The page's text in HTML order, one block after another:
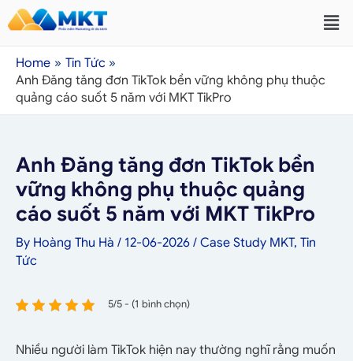
Home
Tin Tức
Anh Đăng tăng đơn TikTok bền vững không phụ thuộc
quảng cáo suốt 5 năm với MKT TikPro
Anh Đăng tăng đơn TikTok bền
vững không phụ thuộc quảng
cáo suốt 5 năm với MKT TikPro
By Hoàng Thu Hà / 12-06-2026 / Case Study MKT, Tin
Tức
5/5 - (1 bình chọn)
Nhiều người làm TikTok hiện nay thường nghĩ rằng muốn